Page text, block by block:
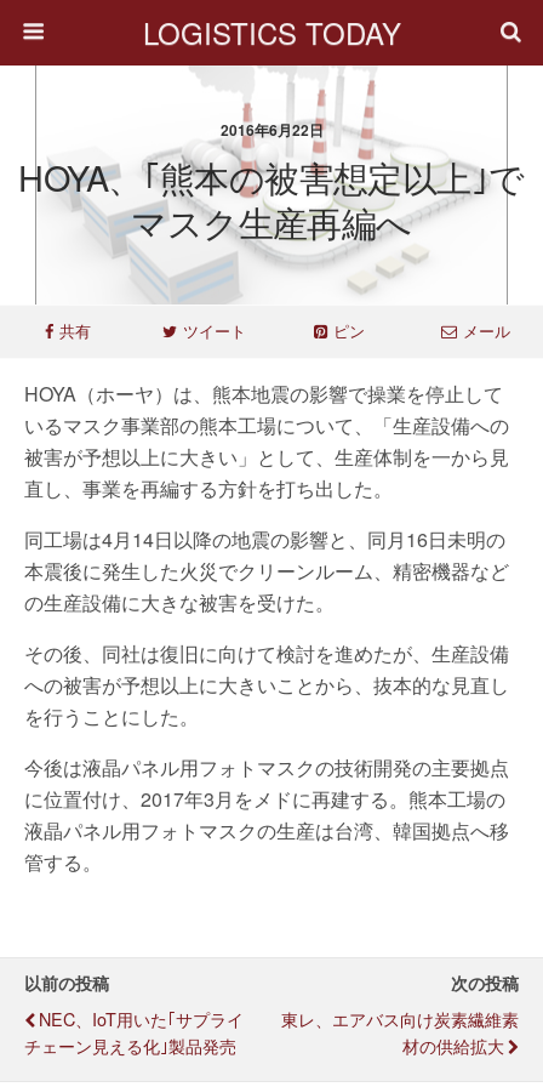
LOGISTICS TODAY
2016年6月22日
HOYA、｢熊本の被害想定以上｣で
マスク生産再編へ
共有 ツイート ピン メール
HOYA（ホーヤ）は、熊本地震の影響で操業を停止して
いるマスク事業部の熊本工場について、「生産設備への
被害が予想以上に大きい」として、生産体制を一から見
直し、事業を再編する方針を打ち出した。
同工場は4月14日以降の地震の影響と、同月16日未明の
本震後に発生した火災でクリーンルーム、精密機器など
の生産設備に大きな被害を受けた。
その後、同社は復旧に向けて検討を進めたが、生産設備
への被害が予想以上に大きいことから、抜本的な見直し
を行うことにした。
今後は液晶パネル用フォトマスクの技術開発の主要拠点
に位置付け、2017年3月をメドに再建する。熊本工場の
液晶パネル用フォトマスクの生産は台湾、韓国拠点へ移
管する。
以前の投稿
NEC、IoT用いた｢サプライ
チェーン見える化｣製品発売
次の投稿
東レ、エアバス向け炭素繊維素
材の供給拡大